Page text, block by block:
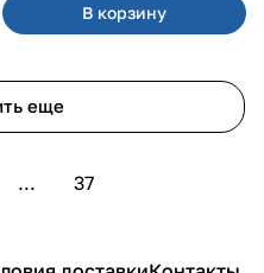
В корзину
еще
... 37